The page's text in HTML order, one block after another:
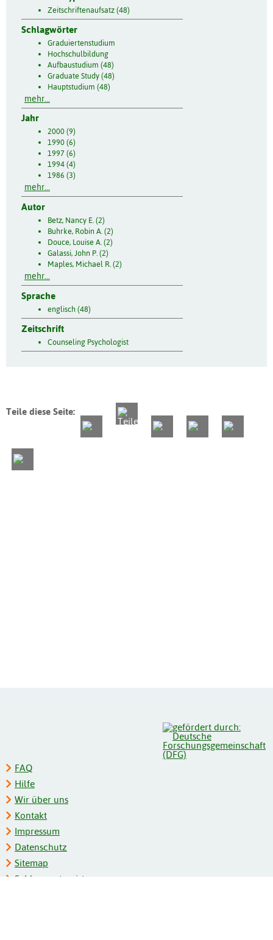
Zeitschriftenaufsatz (48)
Schlagwörter
Graduiertenstudium
Hochschulbildung
Aufbaustudium (48)
Graduate Study (48)
Hauptstudium (48)
mehr...
Jahr
2000 (9)
1990 (6)
1997 (6)
1994 (4)
1986 (3)
mehr...
Autor
Betz, Nancy E. (2)
Buhrke, Robin A. (2)
Douce, Louise A. (2)
Galassi, John P. (2)
Maples, Michael R. (2)
mehr...
Sprache
englisch (48)
Zeitschrift
Counseling Psychologist
Teile diese Seite:
FAQ
Hilfe
Wir über uns
Kontakt
Impressum
Datenschutz
Sitemap
Schlagwortregister